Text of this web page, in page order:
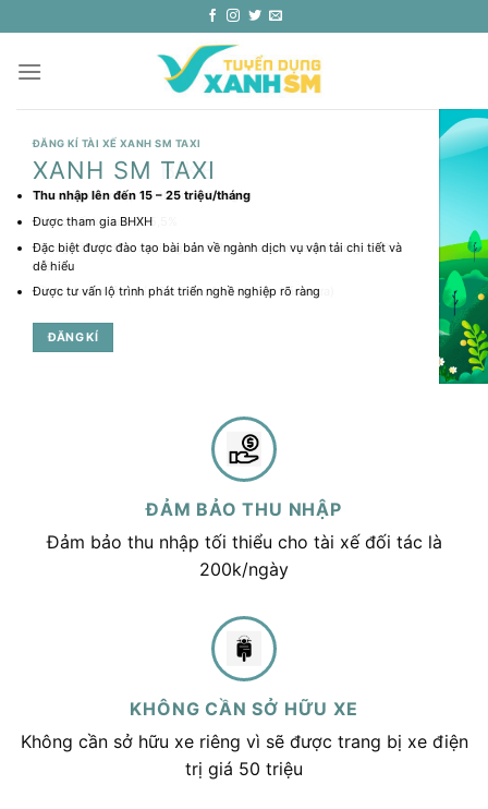
to
content
ĐĂNG KÍ TÀI XẾ XANH SM BIKE
XANH SM BIKE
Đảm bảo thu nhập tối thiểu 200k/ngày
Mức chiết khấu chỉ 15,5%
Không cần sở hữu xe riêng vì sẽ được trang bị xe điện trị giá 50
triệu
Đồng phục miễn phí ( 2 mũ bh, 1 áo khóac, 1 áo mưa)
ĐĂNG KÍ
ĐĂNG KÍ TÀI XẾ XANH SM TAXI
XANH SM TAXI
Thu nhập lên đến15 – 25 triệu/tháng
Được tham gia BHXH
Đặc biệt được đào tạo bài bản về ngành dịch vụ vận tải chi tiết và
dễ hiểu
Được tư vấn lộ trình phát triển nghề nghiệp rõ ràng
ĐĂNG KÍ
ĐẢM BẢO THU NHẬP
Đảm bảo thu nhập tối thiểu cho tài xế đối tác là
200k/ngày
KHÔNG CẦN SỞ HỮU XE
Không cần sở hữu xe riêng vì sẽ được trang bị xe điện
trị giá 50 triệu